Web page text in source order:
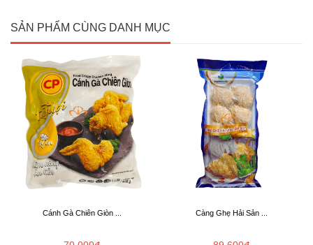
SẢN PHẨM CÙNG DANH MỤC
Cánh Gà Chiên Giòn ... Càng Ghẹ Hải Sản ...